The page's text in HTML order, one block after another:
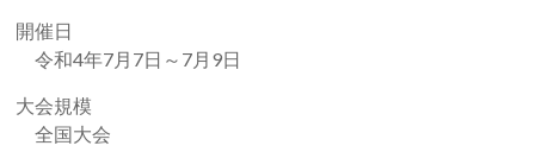
開催日
令和4年7月7日～ 7月 9日
大会規模
全国大会